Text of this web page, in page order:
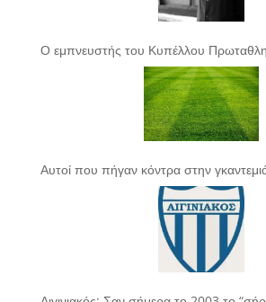
Ο εμπνευστής του Κυπέλλου
Αυτοί που πήγαν κόντρα στην